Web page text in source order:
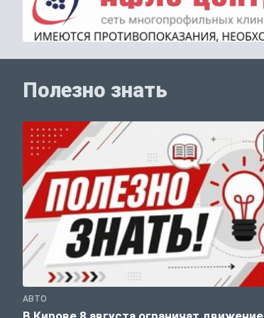
Полезно знать
АВТО